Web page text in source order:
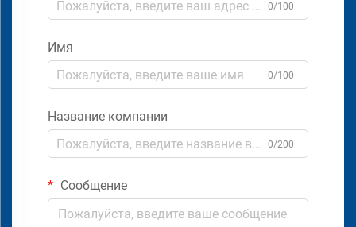
0/100
Имя
0/100
Название компании
0/200
Сообщение